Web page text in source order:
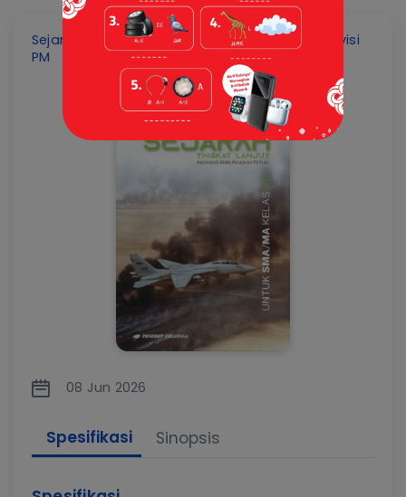
Sejarah Tingkat Lanjut SMA/MA Kelas XII KM Revisi
PM
08 Jun 2026
Spesifikasi Sinopsis